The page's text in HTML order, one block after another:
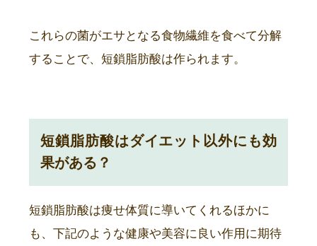
これらの菌がエサとなる食物繊維を食べて分解
することで、短鎖脂肪酸は作られます。
短鎖脂肪酸はダイエット以外にも効
果がある？
短鎖脂肪酸は痩せ体質に導いてくれるほかに
も、下記のような健康や美容に良い作用に期待